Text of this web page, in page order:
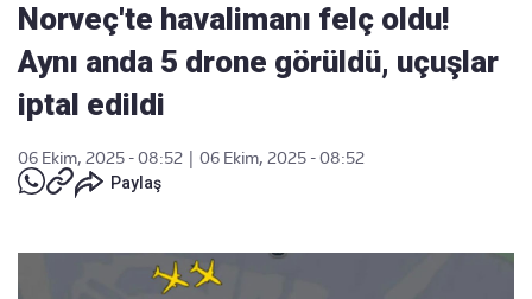
Norveç'te havalimanı felç oldu!
Aynı anda 5 drone görüldü, uçuşlar
iptal edildi
06 Ekim, 2025 - 08:52
06 Ekim, 2025 - 08:52
Paylaş